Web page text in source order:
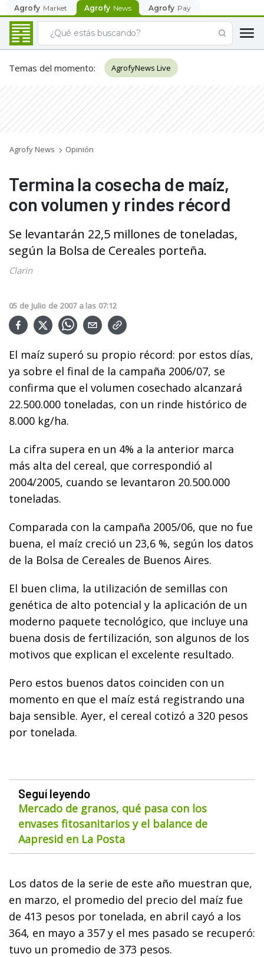
Agrofy Market Agrofy News Agrofy Pay
Temas del momento: AgrofyNews Live
Agrofy News Opinión
Termina la cosecha de maíz,
con volumen y rindes récord
Se levantarán 22,5 millones de toneladas,
según la Bolsa de Cereales porteña.
Clarin
05 de Julio de 2007 a las 07:12
El maíz superó su propio récord: por estos días,
ya sobre el final de la campaña 2006/07, se
confirma que el volumen cosechado alcanzará
22.500.000 toneladas, con un rinde histórico de
8.000 kg/ha.
La cifra supera en un 4% a la anterior marca
más alta del cereal, que correspondió al
2004/2005, cuando se levantaron 20.500.000
toneladas.
Comparada con la campaña 2005/06, que no fue
buena, el maíz creció un 23,6 %, según los datos
de la Bolsa de Cereales de Buenos Aires.
El buen clima, la utilización de semillas con
genética de alto potencial y la aplicación de un
moderno paquete tecnológico, que incluye una
buena dosis de fertilización, son algunos de los
motivos que explican el excelente resultado.
Pero estos buenos datos coinciden con un
momento en que el maíz está registrando una
baja sensible. Ayer, el cereal cotizó a 320 pesos
por tonelada.
Seguí leyendo
Mercado de granos, qué pasa con los
envases fitosanitarios y el balance de
Aapresid en La Posta
Los datos de la serie de este año muestran que,
en marzo, el promedio del precio del maíz fue
de 413 pesos por tonelada, en abril cayó a los
364, en mayo a 357 y el mes pasado se recuperó:
tuvo un promedio de 373 pesos.